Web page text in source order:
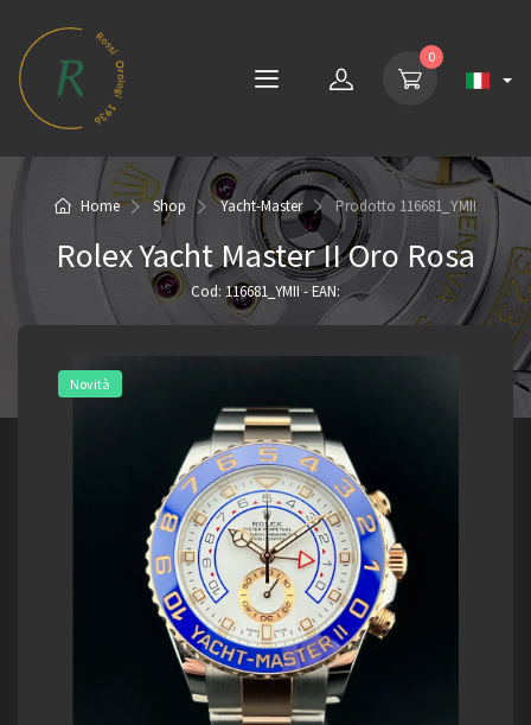
0
Home Shop Yacht-Master Prodotto 116681_YMII
Rolex Yacht Master II Oro Rosa
Cod: 116681_YMII - EAN:
Novità